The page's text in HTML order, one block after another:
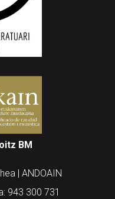
BM
| ANDOAIN
943 300 731